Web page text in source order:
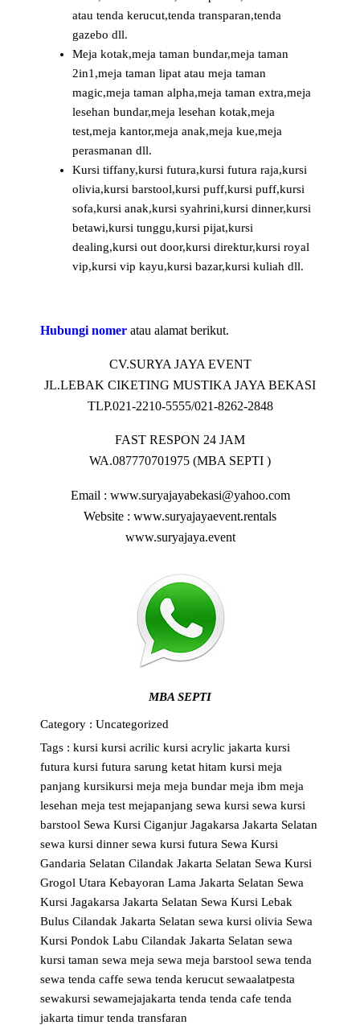
atau tenda kerucut,tenda transparan,tenda
gazebo dll.
Meja kotak,meja taman bundar,meja taman
2in1,meja taman lipat atau meja taman
magic,meja taman alpha,meja taman extra,meja
lesehan bundar,meja lesehan kotak,meja
test,meja kantor,meja anak,meja kue,meja
perasmanan dll.
Kursi tiffany,kursi futura,kursi futura raja,kursi
olivia,kursi barstool,kursi puff,kursi puff,kursi
sofa,kursi anak,kursi syahrini,kursi dinner,kursi
betawi,kursi tunggu,kursi pijat,kursi
dealing,kursi out door,kursi direktur,kursi royal
vip,kursi vip kayu,kursi bazar,kursi kuliah dll.
Hubungi nomer atau alamat berikut.
CV.SURYA JAYA EVENT
JL.LEBAK CIKETING MUSTIKA JAYA BEKASI
TLP.021-2210-5555/021-8262-2848
FAST RESPON 24 JAM
WA.087770701975 (MBA SEPTI )
Email : www.suryajayabekasi@yahoo.com
Website : www.suryajayaevent.rentals
www.suryajaya.event
MBA SEPTI
Category : Uncategorized
Tags : kursikursi acrilickursi acrylic jakartakursi
futurakursi futura sarung ketat hitamkursi meja
panjangkursikursimejameja bundarmeja ibmmeja
lesehanmeja testmejapanjangsewa kursisewa kursi
barstool Sewa Kursi Ciganjur Jagakarsa Jakarta Selatan
sewa kursi dinnersewa kursi futura Sewa Kursi
Gandaria Selatan Cilandak Jakarta Selatan Sewa Kursi
Grogol Utara Kebayoran Lama Jakarta Selatan Sewa
Kursi Jagakarsa Jakarta Selatan Sewa Kursi Lebak
Bulus Cilandak Jakarta Selatansewa kursi olivia Sewa
Kursi Pondok Labu Cilandak Jakarta Selatansewa
kursi tamansewa mejasewa meja barstoolsewa tenda
sewa tenda caffesewa tenda kerucutsewaalatpesta
sewakursisewamejajakartatendatenda cafetenda
jakarta timurtenda transfaran